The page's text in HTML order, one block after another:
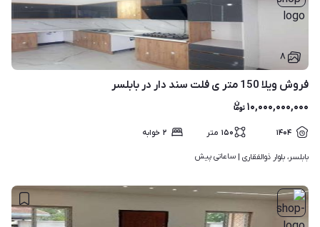
۸
فروش ویلا 150 متر ی فلت سند دار در بابلسر
۱۰,۰۰۰,۰۰۰,۰۰۰
۱۴۰۴ ۱۵۰ متر ۲ خوابه
بابلسر، بلوار ذوالفقاری | ساعاتی پیش